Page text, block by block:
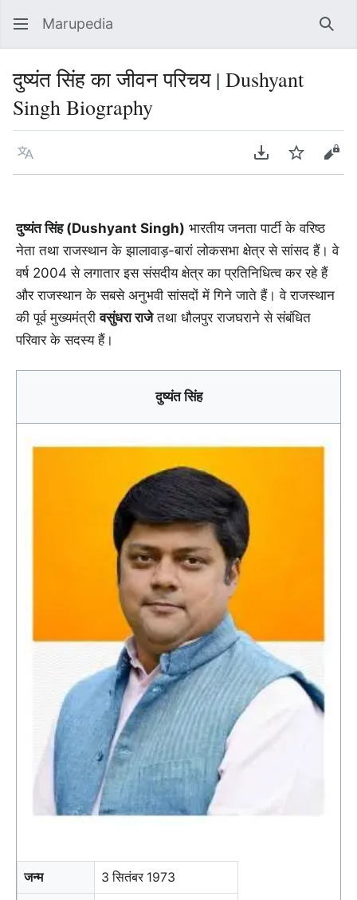
Marupedia
दुष्यंत सिंह का जीवन परिचय | Dushyant
Singh Biography
Language Download PDF
Watch
दुष्यंत सिंह (Dushyant Singh) भारतीय जनता पार्टी के वरिष्ठ
नेता तथा राजस्थान के झालावाड़-बारां लोकसभा क्षेत्र से सांसद हैं। वे
वर्ष 2004 से लगातार इस संसदीय क्षेत्र का प्रतिनिधित्व कर रहे हैं
और राजस्थान के सबसे अनुभवी सांसदों में गिने जाते हैं। वे राजस्थान
की पूर्व मुख्यमंत्रीवसुंधरा राजेतथा धौलपुर राजघराने से संबंधित
परिवार के सदस्य हैं।
दुष्यंत सिंह
जन्म 3 सितंबर 1973